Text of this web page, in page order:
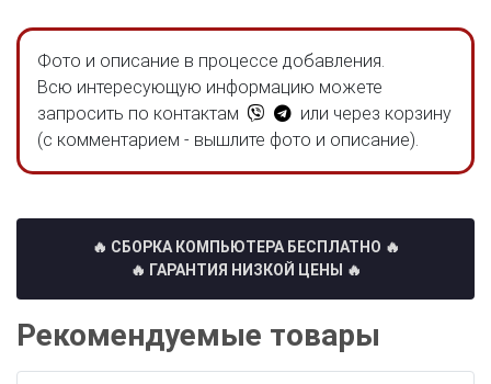
Фото и описание в процессе добавления.
Всю интересующую информацию можете
запросить по контактам
или через корзину
(с комментарием - вышлите фото и описание).
🔥 СБОРКА КОМПЬЮТЕРА БЕСПЛАТНО 🔥
🔥 ГАРАНТИЯ НИЗКОЙ ЦЕНЫ 🔥
Рекомендуемые товары